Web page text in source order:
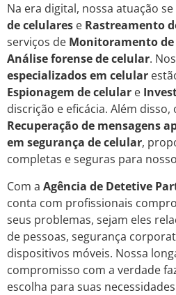
Na era digital, nossa atuação
de celulares e Rastreamento
serviços de Monitoramento
Análise forense de celular.
especializados em celular
Espionagem de celular e
discrição e eficácia. Além disso,
Recuperação de mensagens
em segurança de celular,
completas e seguras para
Com a Agência de Detetive
conta com profissionais
seus problemas, sejam eles
de pessoas, segurança
dispositivos móveis. Nossa
compromisso com a verdade
escolha para suas